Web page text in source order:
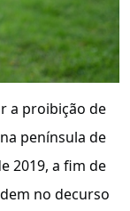
a proibição de
península de
2019, a fim de
no decurso